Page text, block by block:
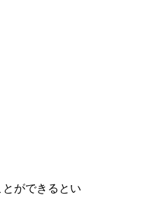
ができるとい